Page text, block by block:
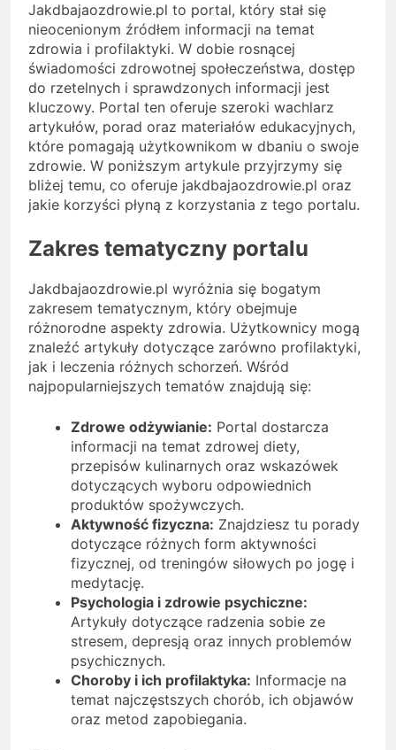
Jakdbajaozdrowie.pl to portal, który stał się
nieocenionym źródłem informacji na temat
zdrowia i profilaktyki. W dobie rosnącej
świadomości zdrowotnej społeczeństwa, dostęp
do rzetelnych i sprawdzonych informacji jest
kluczowy. Portal ten oferuje szeroki wachlarz
artykułów, porad oraz materiałów edukacyjnych,
które pomagają użytkownikom w dbaniu o swoje
zdrowie. W poniższym artykule przyjrzymy się
bliżej temu, co oferuje jakdbajaozdrowie.pl oraz
jakie korzyści płyną z korzystania z tego portalu.
Zakres tematyczny portalu
Jakdbajaozdrowie.pl wyróżnia się bogatym
zakresem tematycznym, który obejmuje
różnorodne aspekty zdrowia. Użytkownicy mogą
znaleźć artykuły dotyczące zarówno profilaktyki,
jak i leczenia różnych schorzeń. Wśród
najpopularniejszych tematów znajdują się:
Zdrowe odżywianie: Portal dostarcza
informacji na temat zdrowej diety,
przepisów kulinarnych oraz wskazówek
dotyczących wyboru odpowiednich
produktów spożywczych.
Aktywność fizyczna: Znajdziesz tu porady
dotyczące różnych form aktywności
fizycznej, od treningów siłowych po jogę i
medytację.
Psychologia i zdrowie psychiczne:
Artykuły dotyczące radzenia sobie ze
stresem, depresją oraz innych problemów
psychicznych.
Choroby i ich profilaktyka: Informacje na
temat najczęstszych chorób, ich objawów
oraz metod zapobiegania.